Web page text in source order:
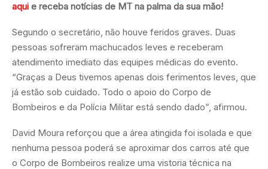
aqui e receba notícias de MT na palma da sua mão!
Segundo o secretário, não houve feridos graves. Duas
pessoas sofreram machucados leves e receberam
atendimento imediato das equipes médicas do evento.
“Graças a Deus tivemos apenas dois ferimentos leves, que
já estão sob cuidado. Todo o apoio do Corpo de
Bombeiros e da Polícia Militar está sendo dado”, afirmou.
David Moura reforçou que a área atingida foi isolada e que
nenhuma pessoa poderá se aproximar dos carros até que
o Corpo de Bombeiros realize uma vistoria técnica na